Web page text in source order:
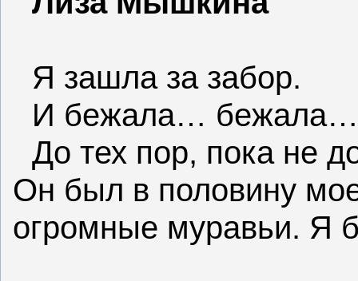
Я зашла за забор.
И бежала…
До тех пор, пока не
Он был в половину
огромные муравьи. Я